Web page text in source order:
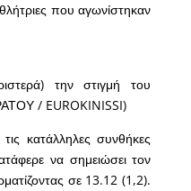
που αγωνίστηκαν
την στιγμή του
/ EUROKINISSI)
κατάλληλες συνθήκες
να σημειώσει τον
σε 13.12 (1,2).